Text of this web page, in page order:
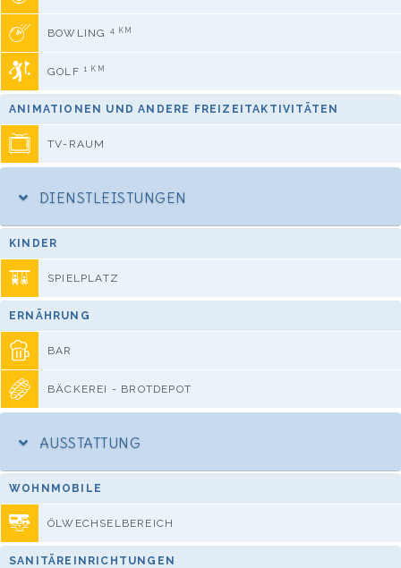
BOWLING 4 KM
GOLF 1 KM
ANIMATIONEN UND ANDERE FREIZEITAKTIVITÄTEN
TV-RAUM
DIENSTLEISTUNGEN
KINDER
SPIELPLATZ
ERNÄHRUNG
BAR
BÄCKEREI - BROTDEPOT
AUSSTATTUNG
WOHNMOBILE
ÖLWECHSELBEREICH
SANITÄREINRICHTUNGEN